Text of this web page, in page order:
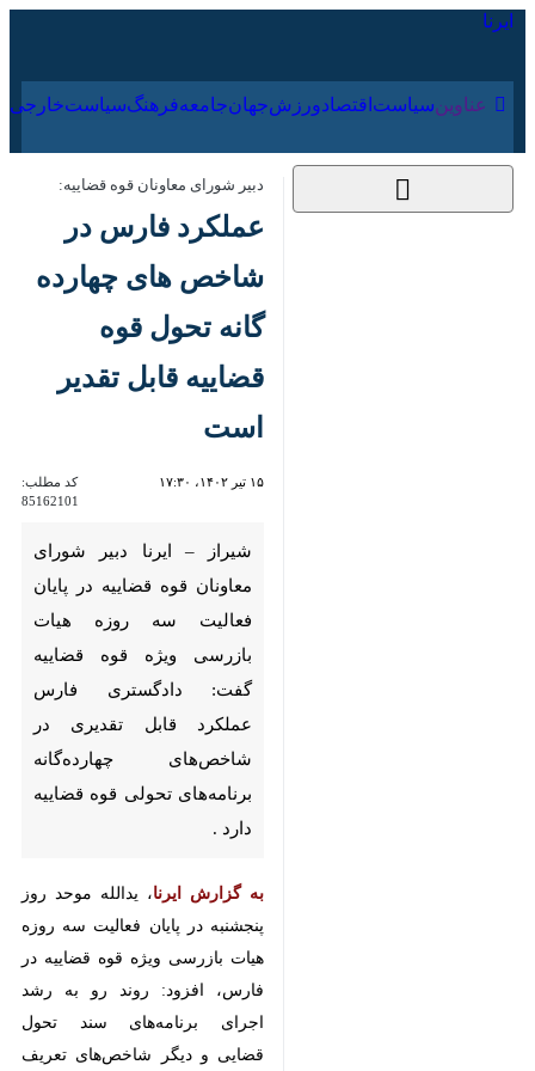
عناوین‌ سیاست اقتصاد ورزش جهان جامعه فرهنگ
دبیر شورای معاونان قوه قضاییه:
عملکرد فارس در
شاخص های چهارده
گانه تحول قوه قضاییه
قابل تقدیر است
شیراز – ایرنا دبیر شورای
معاونان قوه قضاییه در پایان
فعالیت سه روزه هیات بازرسی
ویژه قوه قضاییه گفت:
دادگستری فارس عملکرد قابل
تقدیری در شاخص‌های
چهارده‌گانه برنامه‌های تحولی
قوه قضاییه دارد .
هیات بازرسی ویژه قوه قضاییه در
برنامه‌های سند تحول قضایی و دیگر
شاخص‌های تعریف شده در ارزیابی‌ها
زمینه معرفی حجت الاسلام و
المسلمین کاظم موسوی رییس کل
دادگستری فارس را به عنوان مدیر